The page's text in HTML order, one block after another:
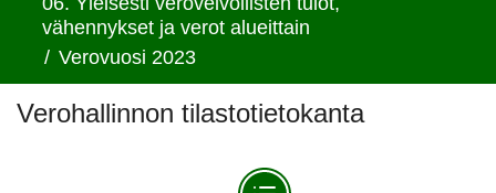
vähennykset ja verot alueittain
/ Verovuosi 2023
Verohallinnon tilastotietokanta